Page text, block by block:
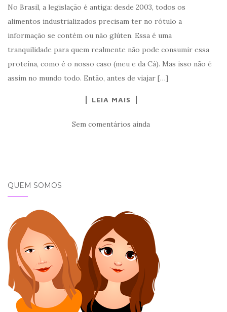
No Brasil, a legislação é antiga: desde 2003, todos os
alimentos industrializados precisam ter no rótulo a
informação se contém ou não glúten. Essa é uma
tranquilidade para quem realmente não pode consumir essa
proteína, como é o nosso caso (meu e da Cá). Mas isso não é
assim no mundo todo. Então, antes de viajar […]
LEIA MAIS
Sem comentários ainda
QUEM SOMOS